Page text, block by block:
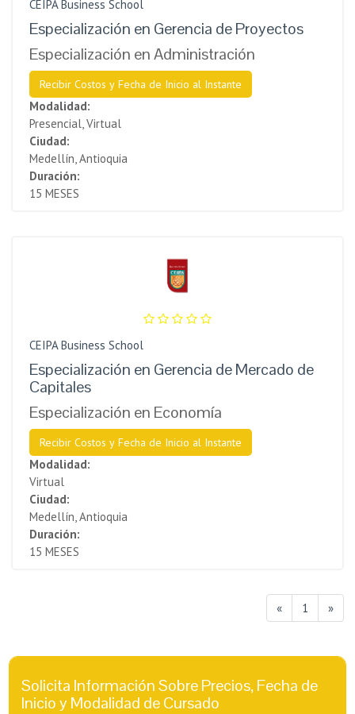
CEIPA Business School
Especialización en Gerencia de Proyectos
Especialización en Administración
Recibir Costos y Fecha de Inicio al Instante
Modalidad:
Presencial, Virtual
Ciudad:
Medellín, Antioquia
Duración:
15 MESES
CEIPA Business School
Especialización en Gerencia de Mercado de
Capitales
Especialización en Economía
Recibir Costos y Fecha de Inicio al Instante
Modalidad:
Virtual
Ciudad:
Medellín, Antioquia
Duración:
15 MESES
« 1 »
Solicita Información Sobre Precios, Fecha de
Inicio y Modalidad de Cursado